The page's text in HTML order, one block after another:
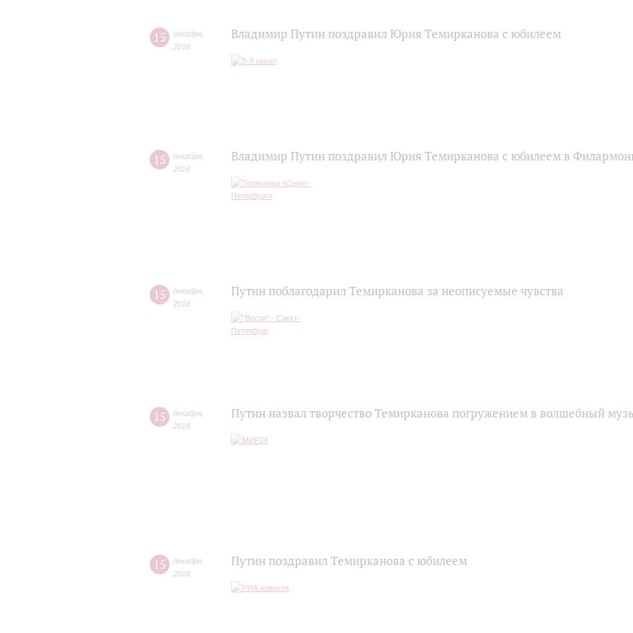
15 декабря
2018
Владимир Путин поздравил Юрия Темирканова с юбилеем
15 декабря
2018
Владимир Путин поздравил Юрия Темирканова с юбилеем в
15 декабря
2018
Путин поблагодарил Темирканова за неописуемые чувства
15 декабря
2018
Путин назвал творчество Темирканова погружением в волшебный
15 декабря
2018
Путин поздравил Темирканова с юбилеем